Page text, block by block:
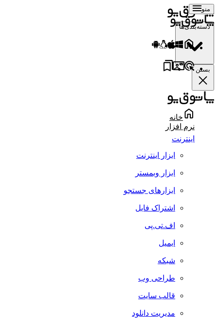
منو
دسته‌بندی‌ها
بستن
خانه
نرم افزار
اینترنت
ابزار اینترنت
ابزار وبمستر
ابزارهای جستجو
اشتراک فایل
اف.تی.پی
ایمیل
شبکه
طراحی وب
قالب سایت
مدیریت دانلود